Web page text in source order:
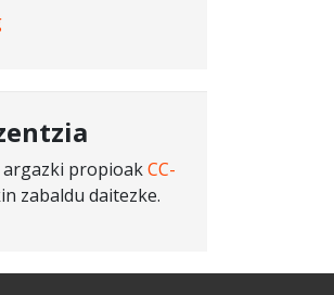
propioakCC-
zabaldu daitezke.